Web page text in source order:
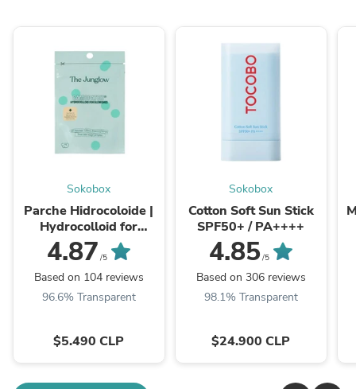
Sokobox
Parche Hidrocoloide |
Hydrocolloid for
Blemishes
4.87 /5
Based on 104 reviews
96.6% Transparent
$5.490 CLP
Sokobox
Cotton Soft Sun Stick
SPF50+ / PA++++
4.85/5
Based on 306 reviews
98.1% Transparent
$24.900 CLP